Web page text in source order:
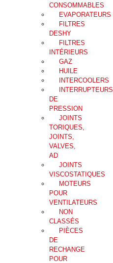
CONSOMMABLES
EVAPORATEURS
FILTRES
DESHY
FILTRES
INTÉRIEURS
GAZ
HUILE
INTERCOOLERS
INTERRUPTEURS
DE
PRESSION
JOINTS
TORIQUES,
JOINTS,
VALVES,
AD
JOINTS
VISCOSTATIQUES
MOTEURS
POUR
VENTILATEURS
NON
CLASSÉS
PIÈCES
DE
RECHANGE
POUR